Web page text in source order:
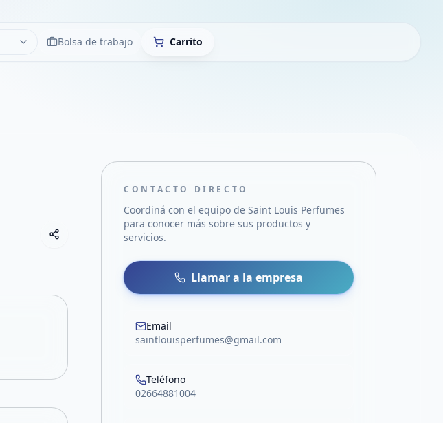
LimpiarBolsa de trabajo Carrito
Compartir empresa
Compartir por WhatsApp
Compartir por mail
Compartir en Facebook
CONTACTO DIRECTO
Coordiná con el equipo deSaint Louis Perfumes
para conocer más sobre sus productos y
servicios.
Llamar a la empresa
Email
saintlouisperfumes@gmail.com
Teléfono
02664881004